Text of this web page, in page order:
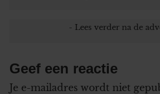
Geef een reactie
Je e-mailadres wordt niet